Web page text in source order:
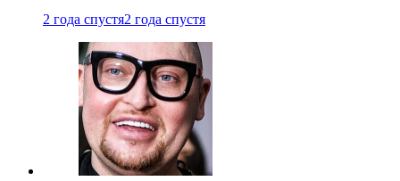
2 года спустя2 года спустя